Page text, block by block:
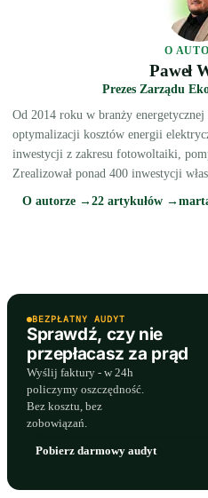
O
Paweł
Prezes Zarządu
Od 2014 roku w branży
optymalizacji kosztów energii
inwestycji z zakresu fotowoltaiki,
Zrealizował ponad 400 inwestycji
O autorze → 22 artykułów →
BEZPŁATNY AUDYT
Sprawdź, czy nie
przepłacasz za prąd
Wyślij faktury - w 24h
policzymy oszczędność.
Bez kosztu, bez
zobowiązań.
Pobierz darmowy audyt